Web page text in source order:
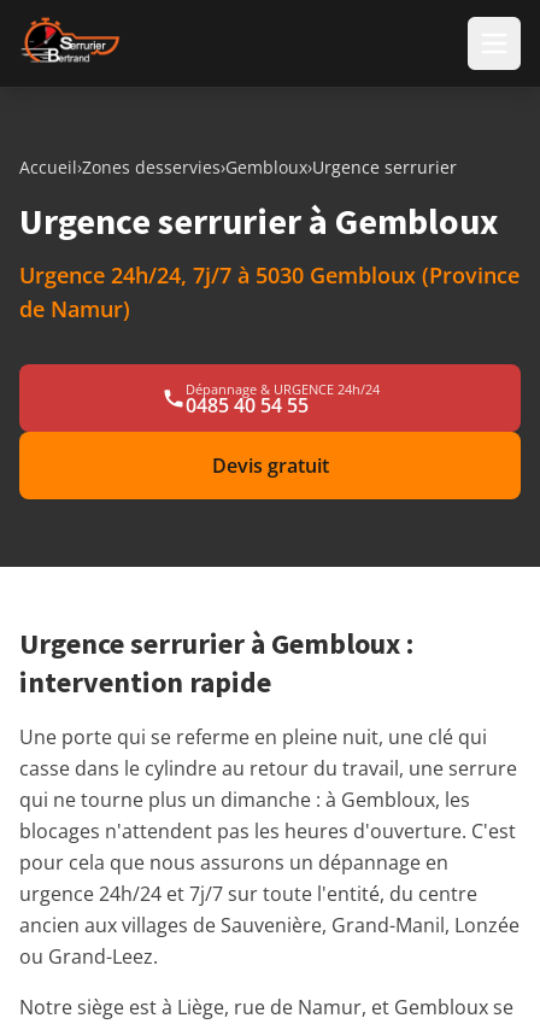
Aller au contenu
Accueil›Zones desservies›Gembloux›Urgence serrurier
Urgence serrurier à Gembloux
Urgence 24h/24, 7j/7 à 5030 Gembloux (Province
de Namur)
Dépannage & URGENCE 24h/24
0485 40 54 55
Devis gratuit
Urgence serrurier à Gembloux :
intervention rapide
Une porte qui se referme en pleine nuit, une clé qui
casse dans le cylindre au retour du travail, une serrure
qui ne tourne plus un dimanche : à Gembloux, les
blocages n'attendent pas les heures d'ouverture. C'est
pour cela que nous assurons un dépannage en
urgence 24h/24 et 7j/7 sur toute l'entité, du centre
ancien aux villages de Sauvenière, Grand-Manil, Lonzée
ou Grand-Leez.
Notre siège est à Liège, rue de Namur, et Gembloux se